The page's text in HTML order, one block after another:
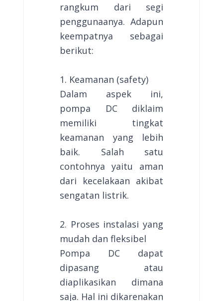
rangkum dari segi
penggunaanya. Adapun
keempatnya sebagai
berikut:
1. Keamanan (safety)
Dalam aspek ini,
pompa DC diklaim
memiliki tingkat
keamanan yang lebih
baik. Salah satu
contohnya yaitu aman
dari kecelakaan akibat
sengatan listrik.
2. Proses instalasi yang
mudah dan fleksibel
Pompa DC dapat
dipasang atau
diaplikasikan dimana
saja. Hal ini dikarenakan